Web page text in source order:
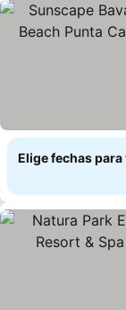
Elige fechas